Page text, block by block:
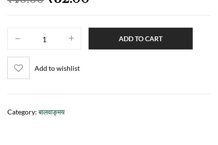
ADD TO CART
Add to wishlist
Category: बालवाङ्मय